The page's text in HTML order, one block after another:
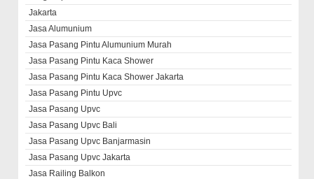
Jakarta
Jasa Alumunium
Jasa Pasang Pintu Alumunium Murah
Jasa Pasang Pintu Kaca Shower
Jasa Pasang Pintu Kaca Shower Jakarta
Jasa Pasang Pintu Upvc
Jasa Pasang Upvc
Jasa Pasang Upvc Bali
Jasa Pasang Upvc Banjarmasin
Jasa Pasang Upvc Jakarta
Jasa Railing Balkon